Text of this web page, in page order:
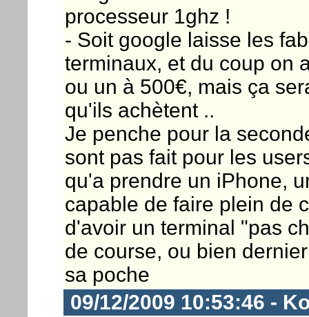
processeur 1ghz !
- Soit google laisse les
terminaux, et du coup on
ou un à 500€, mais ça
qu'ils achètent ..
Je penche pour la
sont pas fait pour les
qu'a prendre un iPhone,
capable de faire plein de
d'avoir un terminal "pas
de course, ou bien
sa poche
09/12/2009 10:53:46 -